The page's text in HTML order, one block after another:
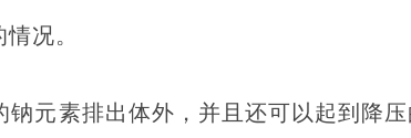
况。
元素排出体外，并且还可以起到降